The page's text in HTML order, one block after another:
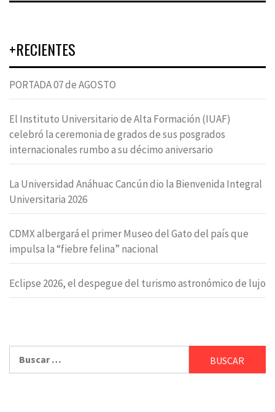
+RECIENTES
PORTADA 07 de AGOSTO
El Instituto Universitario de Alta Formación (IUAF)
celebró la ceremonia de grados de sus posgrados
internacionales rumbo a su décimo aniversario
La Universidad Anáhuac Cancún dio la Bienvenida Integral
Universitaria 2026
CDMX albergará el primer Museo del Gato del país que
impulsa la “fiebre felina” nacional
Eclipse 2026, el despegue del turismo astronómico de lujo